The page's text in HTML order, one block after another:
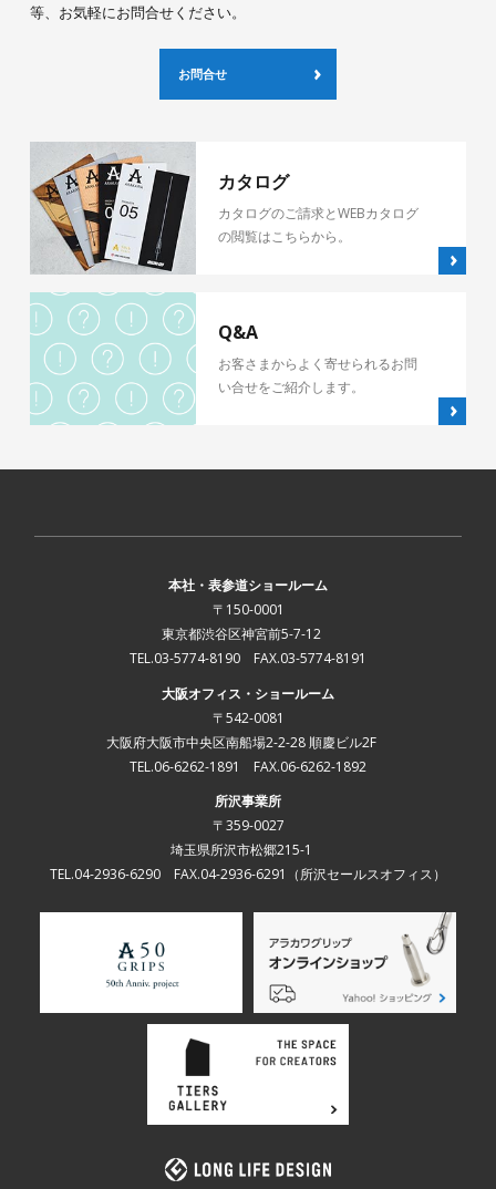
等、お気軽にお問合せください。
お問合せ
カタログ
カタログのご請求とWEBカタログ
の閲覧はこちらから。
Q&A
お客さまからよく寄せられるお問
い合せをご紹介します。
本社・表参道ショールーム
〒150-0001
東京都渋谷区神宮前5-7-12
TEL.03-5774-8190 FAX.03-5774-8191
大阪オフィス・ショールーム
〒542-0081
大阪府大阪市中央区南船場2-2-28 順慶ビル2F
TEL.06-6262-1891 FAX.06-6262-1892
所沢事業所
〒359-0027
埼玉県所沢市松郷215-1
TEL.04-2936-6290 FAX.04-2936-6291 （所沢セールスオフィス）